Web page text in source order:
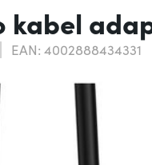
kabel
EAN: 4002888434331